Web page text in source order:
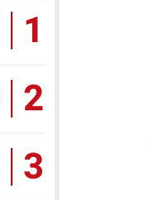
1
2
3